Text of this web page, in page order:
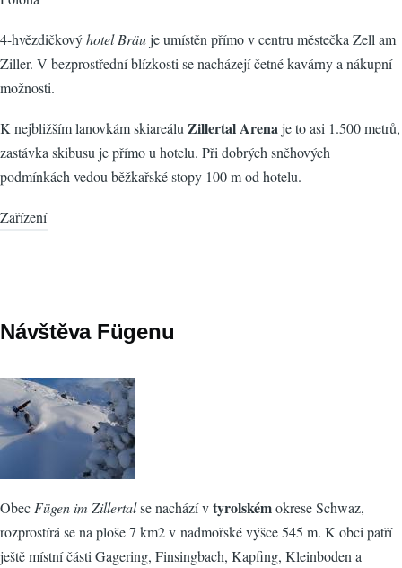
4-hvězdičkovýhotel Bräuje umístěn přímo v centru městečka Zell am
Ziller. V bezprostřední blízkosti se nacházejí četné kavárny a nákupní
možnosti.
K nejbližším lanovkám skiareáluZillertal Arenaje to asi 1.500 metrů,
zastávka skibusu je přímo u hotelu. Při dobrých sněhových
podmínkách vedou běžkařské stopy 100 m od hotelu.
Zařízení
Návštěva Fügenu
Obec Fügen im Zillertalse nachází vtyrolskémokrese Schwaz,
rozprostírá se na ploše 7 km2 v nadmořské výšce 545 m. K obci patří
ještě místní části Gagering, Finsingbach, Kapfing, Kleinboden a